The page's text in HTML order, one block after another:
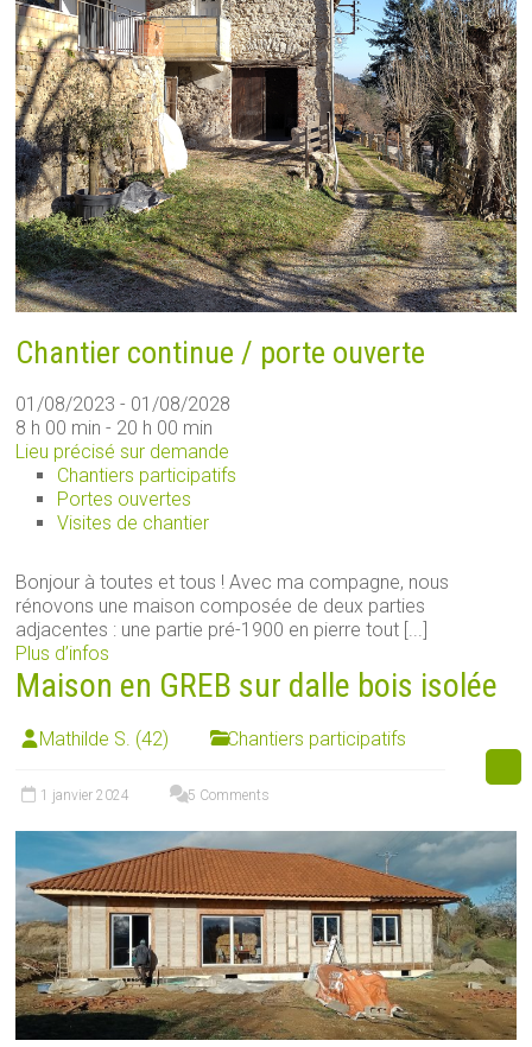
Chantier continue / porte ouverte
01/08/2023 - 01/08/2028
8 h 00 min - 20 h 00 min
Lieu précisé sur demande
Chantiers participatifs
Portes ouvertes
Visites de chantier
Bonjour à toutes et tous ! Avec ma compagne, nous
rénovons une maison composée de deux parties
adjacentes : une partie pré-1900 en pierre tout [...]
Plus d’infos
Maison en GREB sur dalle bois isolée
Mathilde S. (42) Chantiers participatifs
1 janvier 2024 5 Comments